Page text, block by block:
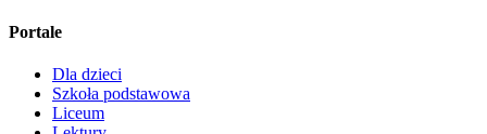
Portale
Dla dzieci
Szkoła podstawowa
Liceum